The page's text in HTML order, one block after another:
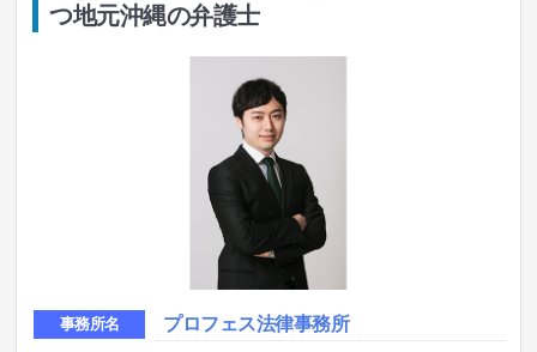
つ地元沖縄の弁護士
事務所名 プロフェス法律事務所